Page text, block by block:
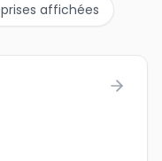
affichées